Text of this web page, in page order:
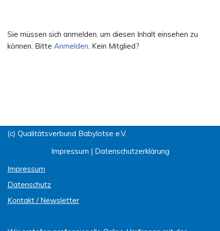
Sie müssen sich anmelden, um diesen Inhalt einsehen zu
können. Bitte Anmelden. Kein Mitglied?
(c) Qualitätsverbund Babylotse e.V.
Impressum | Datenschutzerklärung
Impressum
Datenschutz
Kontakt / Newsletter